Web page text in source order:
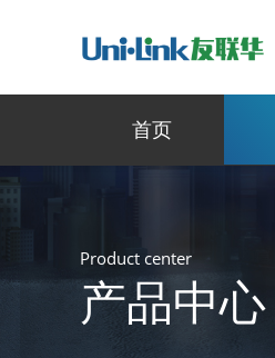
首页
Product center
产品中心